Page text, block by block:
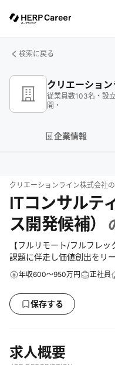
検索に戻る
クリエーショ
従業員数103名 ・ 設
開 ・
企業情報
クリエーションライン株式会社の
ITコンサルテ
ス開発候補）
【フルリモート/フルフレ
課題に伴走し価値創出をリ
年収600～950万円 正社員
保存する
求人概要